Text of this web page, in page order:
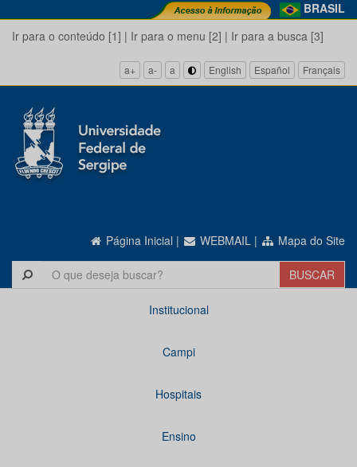
BRASIL
Ir para o conteúdo [1] | Ir para o menu [2] | Ir para a busca [3]
a+ a- a English Español Français
Página Inicial | WEBMAIL | Mapa do Site
Institucional
Campi
Hospitais
Ensino